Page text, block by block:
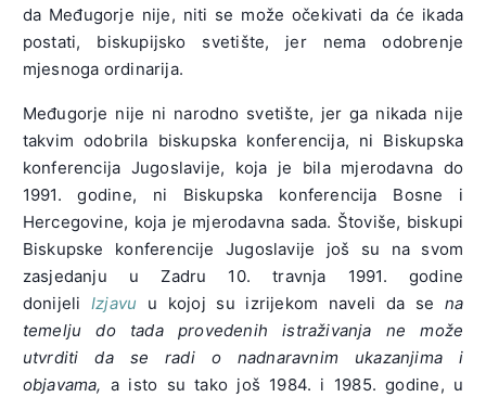
da Međugorje nije, niti se može očekivati da će ikada
postati, biskupijsko svetište, jer nema odobrenje
mjesnoga ordinarija.
Međugorje nije ni narodno svetište, jer ga nikada nije
takvim odobrila biskupska konferencija, ni Biskupska
konferencija Jugoslavije, koja je bila mjerodavna do
1991. godine, ni Biskupska konferencija Bosne i
Hercegovine, koja je mjerodavna sada. Štoviše, biskupi
Biskupske konferencije Jugoslavije još su na svom
zasjedanju u Zadru 10. travnja 1991. godine
donijeliIzjavu u kojoj su izrijekom naveli da se na
temelju do tada provedenih istraživanja ne može
utvrditi da se radi o nadnaravnim ukazanjima i
objavama, a isto su tako još 1984. i 1985. godine, u